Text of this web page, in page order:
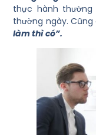
thực hành
thường ngày. Cũng
làm thì có”.